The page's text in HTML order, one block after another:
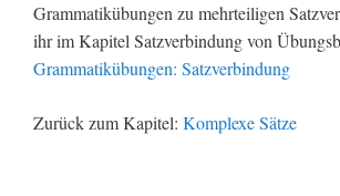
Grammatikübungen zu mehrteiligen
ihr im Kapitel Satzverbindung von
Grammatikübungen: Satzverbindung
Zurück zum Kapitel: Komplexe Sätze